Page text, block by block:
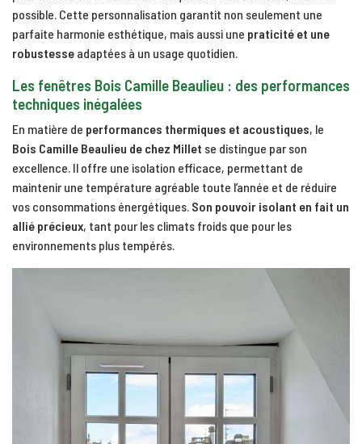
possible. Cette personnalisation garantit non seulement une
parfaite harmonie esthétique, mais aussi une praticité et une
robustesse adaptées à un usage quotidien.
Les fenêtres Bois Camille Beaulieu : des performances
techniques inégalées
En matière de performances thermiques et acoustiques, le
Bois Camille Beaulieu de chez Millet se distingue par son
excellence. Il offre une isolation efficace, permettant de
maintenir une température agréable toute l’année et de réduire
vos consommations énergétiques. Son pouvoir isolant en fait un
allié précieux, tant pour les climats froids que pour les
environnements plus tempérés.